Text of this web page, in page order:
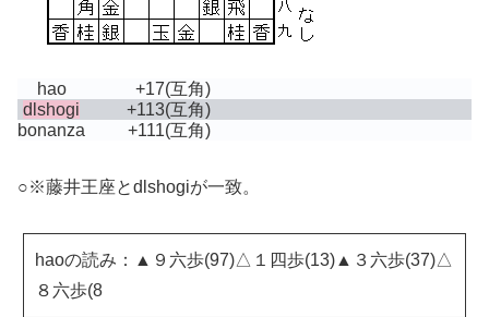
hao +17(互角)
dlshogi
+113(互角)
bonanza
+111(互角)
○※藤井王座とdlshogiが一致。
haoの読み：▲９六歩(97)△１四歩(13)▲３六歩(37)△
８六歩(8